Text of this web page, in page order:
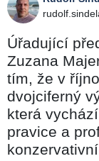
Úřadující
Zuzana
tím, že v
dvojciferný
která
pravice a